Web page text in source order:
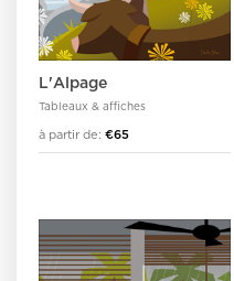
L'Alpage
Tableaux & affiches
à partir de: €65